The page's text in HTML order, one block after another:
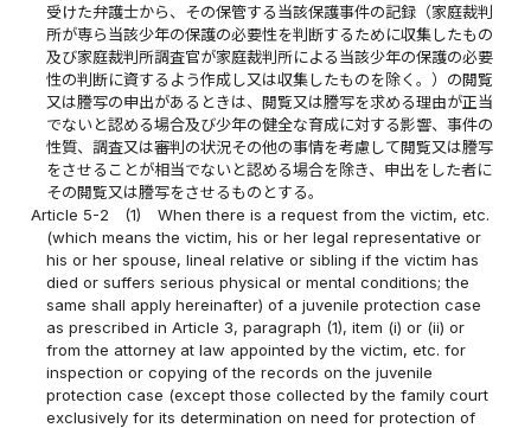
受けた弁護士から、その保管する当該保護事件の記録（家庭裁判
所が専ら当該少年の保護の必要性を判断するために収集したもの
及び家庭裁判所調査官が家庭裁判所による当該少年の保護の必要
性の判断に資するよう作成し又は収集したものを除く。）の閲覧
又は謄写の申出があるときは、閲覧又は謄写を求める理由が正当
でないと認める場合及び少年の健全な育成に対する影響、事件の
性質、調査又は審判の状況その他の事情を考慮して閲覧又は謄写
をさせることが相当でないと認める場合を除き、申出をした者に
その閲覧又は謄写をさせるものとする。
Article 5-2
(1)
When there is a request from the victim, etc.
(which means the victim, his or her legal representative or
his or her spouse, lineal relative or sibling if the victim has
died or suffers serious physical or mental conditions; the
same shall apply hereinafter) of a juvenile protection case
as prescribed in Article 3, paragraph (1), item (i) or (ii) or
from the attorney at law appointed by the victim, etc. for
inspection or copying of the records on the juvenile
protection case (except those collected by the family court
exclusively for its determination on need for protection of